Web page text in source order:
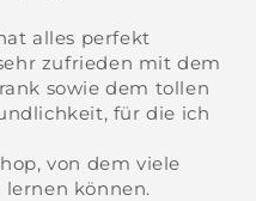
alles perfekt
zufrieden mit dem
sowie dem tollen
für die ich
von dem viele
lernen können.